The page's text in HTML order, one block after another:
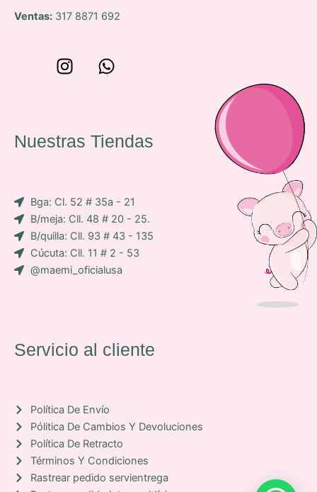
Ventas: 317 8871 692
e
p
c
o
n
-
f
b
k
I
a
g
m
W
s
a
Nuestras Tiendas
Bga: Cl. 52 # 35a - 21
B/meja: Cll. 48 # 20 - 25.
B/quilla: Cll. 93 # 43 - 135
Cúcuta: Cll. 11 # 2 - 53
@maemi_oficialusa
Servicio al cliente
Política De Envío
Pólitica De Cambios Y Devoluciones
Política De Retracto
Términos Y Condiciones
Rastrear pedido servientrega